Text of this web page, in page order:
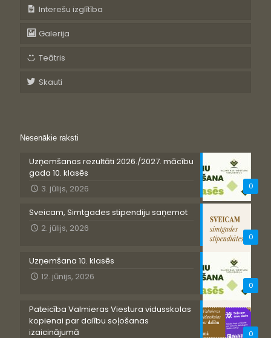
Interešu izglītība
Galerija
Teātris
Skauti
Nesenākie raksti
0
Uzņemšanas rezultāti 2026./2027. mācību
gada 10. klasēs
3. jūlijs, 2026
0
Sveicam, Simtgades stipendiju saņemot
2. jūlijs, 2026
0
Uzņemšana 10. klasēs
12. jūnijs, 2026
0
Pateicība Valmieras Viestura vidusskolas
kopienai par dalību soļošanas
izaicinājumā